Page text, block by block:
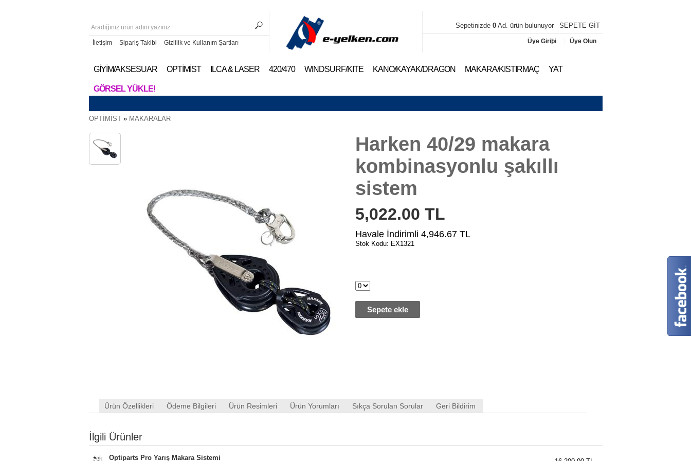
İletişim Sipariş Takibi Gizlilik ve Kullanım Şartları
Sepetinizde 0Ad. ürün bulunuyor SEPETE GİT
Üye Giriþi Üye Olun
GİYİM/AKSESUAR OPTİMİST ILCA & LASER 420/470 WINDSURF/KITE KANO/KAYAK/DRAGON MAKARA/KISTIRMAÇ YAT
GÖRSEL YÜKLE!
OPTİMİST» MAKARALAR
Harken 40/29 makara
kombinasyonlu şakıllı
sistem
5,022.00 TL
Havale İndirimli 4,946.67TL
Stok Kodu: EX1321
Sepete ekle
Ürün Özellikleri Ödeme Bilgileri Ürün Resimleri Ürün Yorumları Sıkça Sorulan Sorular Geri Bildirim
İlgili Ürünler
Optiparts Pro Yarış Makara Sistemi